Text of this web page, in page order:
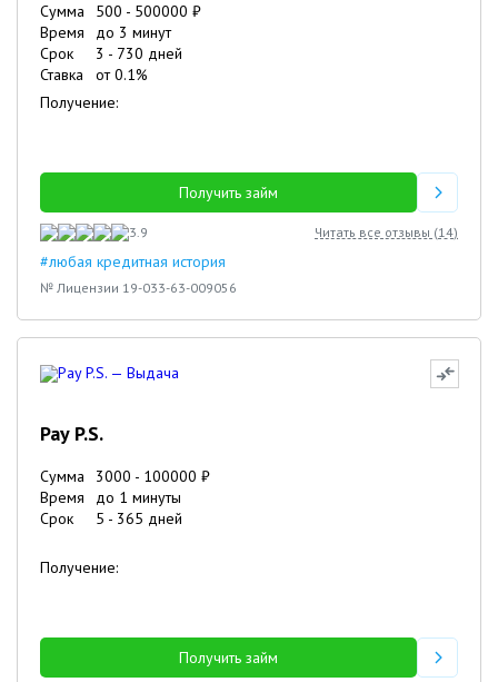
Сумма 500 - 500000 ₽
Время
до 3 минут
Срок
3 - 730 дней
Ставка
от0.1%
Получение:
Получить займ
3.9 Читать все отзывы (14)
#любая кредитная история
№ Лицензии 19-033-63-009056
Pay P.S.
Сумма 3000 - 100000 ₽
Время
до 1 минуты
Срок
5 - 365 дней
Получение:
Получить займ